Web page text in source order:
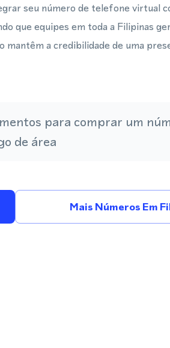
seu número de telefone virtual
que equipes em toda a Filipinas
a credibilidade de uma
para comprar um
de área
Mais Números Em